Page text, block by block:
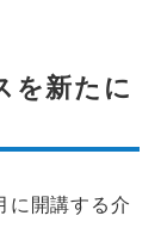
を新たに
に開講する介